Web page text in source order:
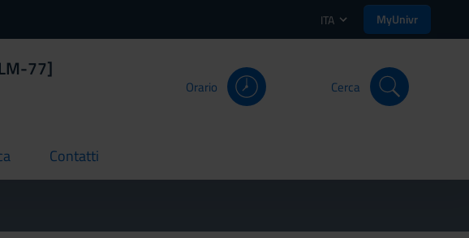
ITA MyUnivr
77]
Orario Cerca
Contatti
current